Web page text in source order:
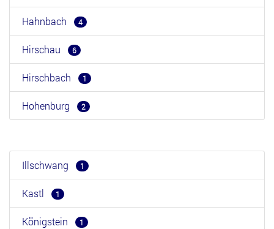
Hahnbach 4
Hirschau 6
Hirschbach 1
Hohenburg 2
Illschwang 1
Kastl 1
Königstein 1